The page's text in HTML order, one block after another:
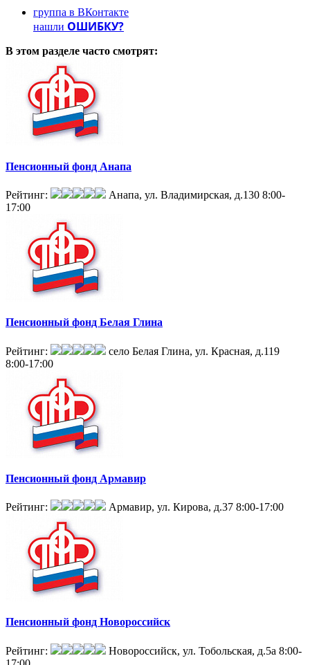
группа в ВКонтакте
нашли ОШИБКУ?
В этом разделе часто смотрят:
Пенсионный фонд Анапа
Рейтинг: Анапа, ул. Владимирская, д.130 8:00-
17:00
Пенсионный фонд Белая Глина
Рейтинг:
село Белая Глина, ул. Красная, д.119
8:00-17:00
Пенсионный фонд Армавир
Рейтинг: Армавир, ул. Кирова, д.37 8:00-17:00
Пенсионный фонд Новороссийск
Рейтинг: Новороссийск, ул. Тобольская, д.5а 8:00-